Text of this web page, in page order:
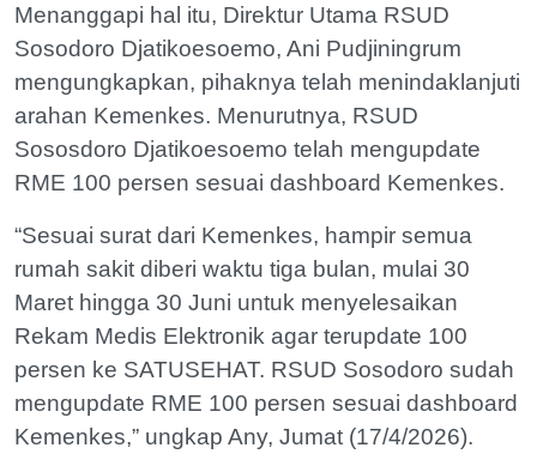
Menanggapi hal itu, Direktur Utama RSUD
Sosodoro Djatikoesoemo, Ani Pudjiningrum
mengungkapkan, pihaknya telah menindaklanjuti
arahan Kemenkes. Menurutnya, RSUD
Sososdoro Djatikoesoemo telah mengupdate
RME 100 persen sesuai dashboard Kemenkes.
“Sesuai surat dari Kemenkes, hampir semua
rumah sakit diberi waktu tiga bulan, mulai 30
Maret hingga 30 Juni untuk menyelesaikan
Rekam Medis Elektronik agar terupdate 100
persen ke SATUSEHAT. RSUD Sosodoro sudah
mengupdate RME 100 persen sesuai dashboard
Kemenkes,” ungkap Any, Jumat (17/4/2026).